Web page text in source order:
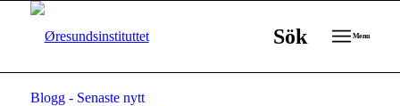
Sök Menu
Blogg - Senaste nytt